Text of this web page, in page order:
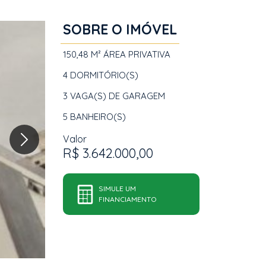
SOBRE O IMÓVEL
150,48 M² ÁREA PRIVATIVA
4 DORMITÓRIO(S)
3 VAGA(S) DE GARAGEM
5 BANHEIRO(S)
Valor
R$ 3.642.000,00
SIMULE UM
FINANCIAMENTO